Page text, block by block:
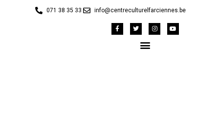
071 38 35 33 info@centreculturelfarciennes.be